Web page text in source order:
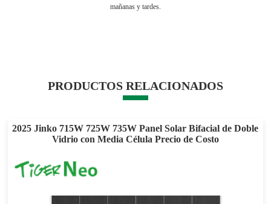
mañanas y tardes.
PRODUCTOS RELACIONADOS
2025 Jinko 715W 725W 735W Panel Solar Bifacial de Doble
Vidrio con Media Célula Precio de Costo